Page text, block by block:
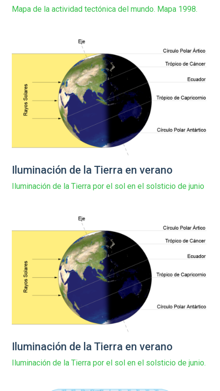
Mapa de la actividad tectónica del mundo. Mapa 1998.
Iluminación de la Tierra en verano
Iluminación de la Tierra por el sol en el solsticio de junio
Iluminación de la Tierra en verano
Iluminación de la Tierra por el sol en el solsticio de junio.